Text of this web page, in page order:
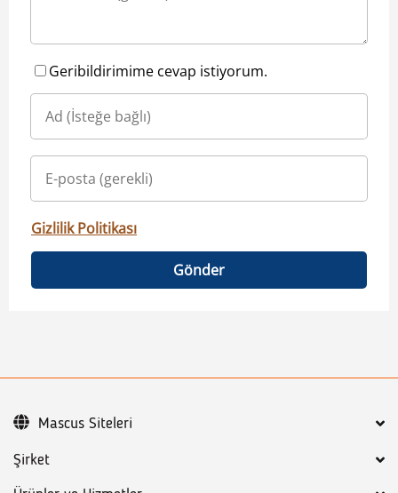
Geribildirimime cevap istiyorum.
Gizlilik Politikası
Gönder
Şirket
Mascus Siteleri